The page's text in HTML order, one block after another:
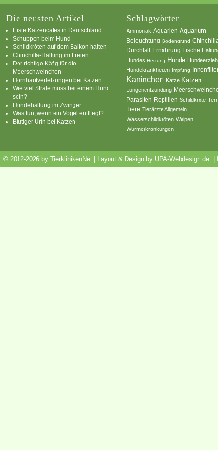
Die neusten Artikel
Erste Katzencafes in Deutschland
Schuppen beim Hund
Schildkröten auf dem Balkon halten
Chinchilla-Haltung im Freien
Der richtige Käfig für die
Meerschweinchen
Hornhautverletzungen bei Katzen
Wie viel Strafe muss bei einem Hund
sein?
Hundehaltung im Zwinger
Was tun, wenn ein Vogel entfliegt?
Blutiger Urin bei Katzen
Schlagwörter
Ammoniak Aquarien Aquarium
Beleuchtung Bodengrund
Durchfall Ernährung Fische
Hundes Heizung Hunde
Hundekrankheiten Impfung
Kaninchen Katze Katzen
Lungenentzündung
Parasiten Reptilien Schildkröte
Tiere Tierärzte Allgemein
Wasserschildkröten Welpen
Wurmerkrankungen
© 2012-2026 by TierklinikenNet | Layout & Design by UPA-Webdesign.de.